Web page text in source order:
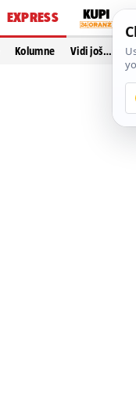
EXPRESS
Kolumne Vidi još…